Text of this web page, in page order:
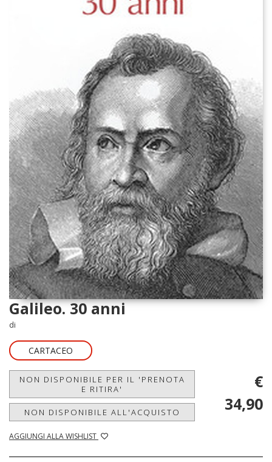
Galileo. 30 anni
di
CARTACEO
NON DISPONIBILE PER IL 'PRENOTA
E RITIRA'
NON DISPONIBILE ALL'ACQUISTO
AGGIUNGI ALLA WISHLIST
€
34,90